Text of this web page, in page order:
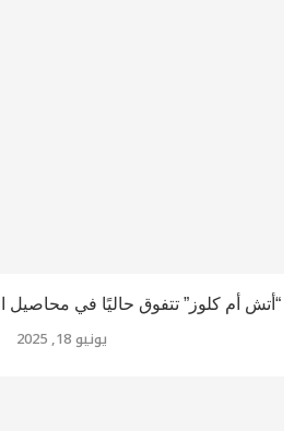
“أتش أم كلوز” تتفوق حاليًا في محاصيل
يونيو 18, 2025